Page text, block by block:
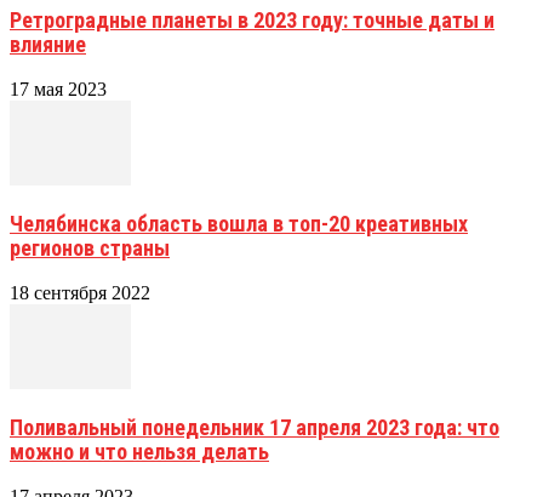
Ретроградные планеты в 2023 году: точные даты и
влияние
17 мая 2023
Челябинска область вошла в топ-20 креативных
регионов страны
18 сентября 2022
Поливальный понедельник 17 апреля 2023 года: что
можно и что нельзя делать